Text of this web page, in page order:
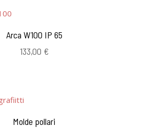
Arca W100 IP 65
133,00 €
Molde pollari